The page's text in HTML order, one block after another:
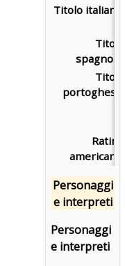
Titolo italiano:
Titolo
spagnolo:
Titolo
portoghese:
Rating
americano:
Personaggi
e interpreti
Personaggi
e interpreti